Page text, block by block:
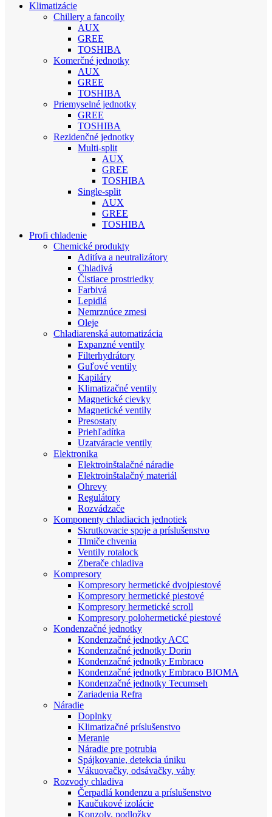
Klimatizácie
Chillery a fancoily
AUX
GREE
TOSHIBA
Komerčné jednotky
AUX
GREE
TOSHIBA
Priemyselné jednotky
GREE
TOSHIBA
Rezidenčné jednotky
Multi-split
AUX
GREE
TOSHIBA
Single-split
AUX
GREE
TOSHIBA
Profi chladenie
Chemické produkty
Aditíva a neutralizátory
Chladivá
Čistiace prostriedky
Farbivá
Lepidlá
Nemrznúce zmesi
Oleje
Chladiarenská automatizácia
Expanzné ventily
Filterhydrátory
Guľové ventily
Kapiláry
Klimatizačné ventily
Magnetické cievky
Magnetické ventily
Presostaty
Priehľadítka
Uzatváracie ventily
Elektronika
Elektroinštalačné náradie
Elektroinštalačný materiál
Ohrevy
Regulátory
Rozvádzače
Komponenty chladiacich jednotiek
Skrutkovacie spoje a príslušenstvo
Tlmiče chvenia
Ventily rotalock
Zberače chladiva
Kompresory
Kompresory hermetické dvojpiestové
Kompresory hermetické piestové
Kompresory hermetické scroll
Kompresory polohermetické piestové
Kondenzačné jednotky
Kondenzačné jednotky ACC
Kondenzačné jednotky Dorin
Kondenzačné jednotky Embraco
Kondenzačné jednotky Embraco BIOMA
Kondenzačné jednotky Tecumseh
Zariadenia Refra
Náradie
Doplnky
Klimatizačné príslušenstvo
Meranie
Náradie pre potrubia
Spájkovanie, detekcia úniku
Vákuovačky, odsávačky, váhy
Rozvody chladiva
Čerpadlá kondenzu a príslušenstvo
Kaučukové izolácie
Konzoly, podložky